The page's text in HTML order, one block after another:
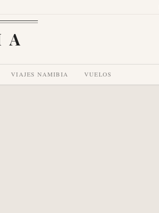
VIAJES NAMIBIA VUELOS